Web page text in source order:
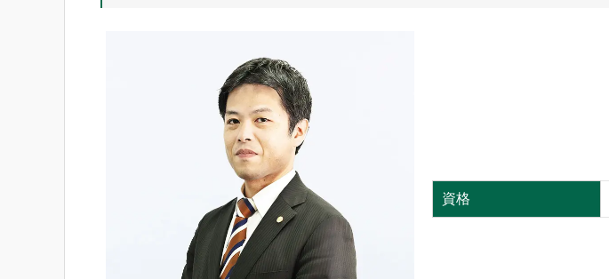
資格